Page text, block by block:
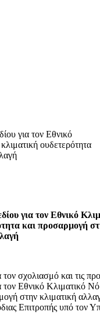
για τον Εθνικό
ουδετερότητα
για τον Εθνικό
και προσαρμογή
σχολιασμό και τις
Εθνικό Κλιματικό
στην κλιματική
Επιτροπής υπό τον